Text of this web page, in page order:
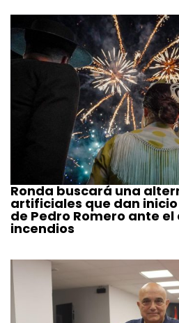
Ronda buscará una
artificiales que dan inicio
de Pedro Romero ante
incendios